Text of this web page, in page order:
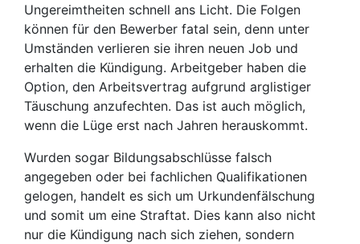
Ungereimtheiten schnell ans Licht. Die Folgen
können für den Bewerber fatal sein, denn unter
Umständen verlieren sie ihren neuen Job und
erhalten die Kündigung. Arbeitgeber haben die
Option, den Arbeitsvertrag aufgrund arglistiger
Täuschung anzufechten. Das ist auch möglich,
wenn die Lüge erst nach Jahren herauskommt.
Wurden sogar Bildungsabschlüsse falsch
angegeben oder bei fachlichen Qualifikationen
gelogen, handelt es sich um Urkundenfälschung
und somit um eine Straftat. Dies kann also nicht
nur die Kündigung nach sich ziehen, sondern